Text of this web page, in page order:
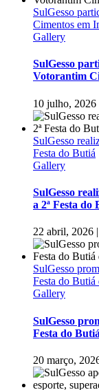
SulGesso
Cimentos em
Gallery
SulGesso
Votorantim
10 julho, 2026
SulGesso
Festa do Butiá
Gallery
SulGesso
a 2ª Festa do
22 abril, 2026 |
SulGesso
Festa do
Gallery
SulGesso
Festa do
20 março,